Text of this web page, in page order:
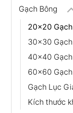
Gạch Bông
20x20
30x30
40×40
60x60
Gạch Lục
Kích thước